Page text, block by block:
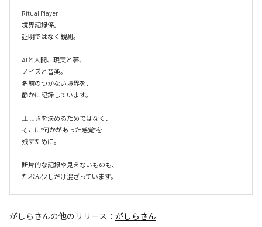
Ritual Player
境界記録係。
証明ではなく観測。
AIと人間、現実と夢、
ノイズと音楽。
名前のつかない境界を、
静かに記録しています。
正しさを決めるためではなく、
そこに“何かがあった感覚”を
残すために。
断片的な記録や見えないものも、
たぶん少しだけ混ざっています。
がしらさんの他のリリース： がしらさん